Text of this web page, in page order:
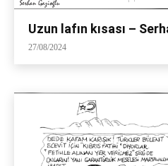
Uzun lafın kısası –
27/08/2024